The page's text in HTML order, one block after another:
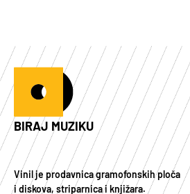
BIRAJ MUZIKU
Vinil je prodavnica gramofonskih ploča
i diskova, striparnica i knjižara.